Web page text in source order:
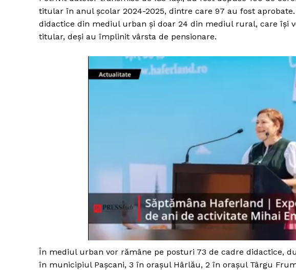
titular în anul şcolar 2024-2025, dintre care 97 au fost
didactice din mediul urban şi doar 24 din mediul rural, care îşi
titular, deşi au împlinit vârsta de pensionare.
În mediul urban vor rămâne pe posturi 73 de cadre didactice,
în municipiul Paşcani, 3 în oraşul Hârlău, 2 în oraşul Târgu